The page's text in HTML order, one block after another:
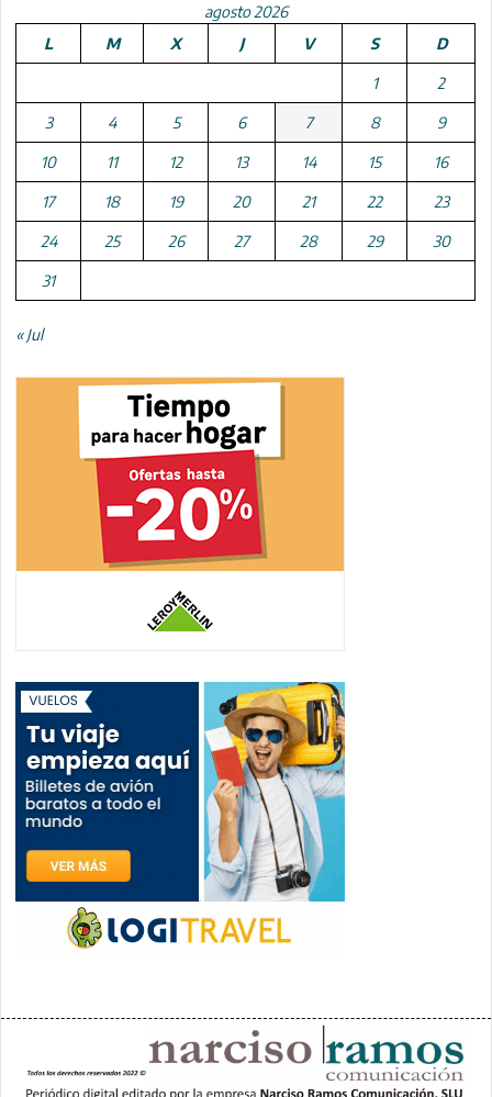
agosto 2026
L
M X J V S D
1 2
3 4 5 6 7 8 9
10 11 12 13 14 15 16
17 18 19 20 21 22 23
24 25 26 27 28 29 30
31
« Jul